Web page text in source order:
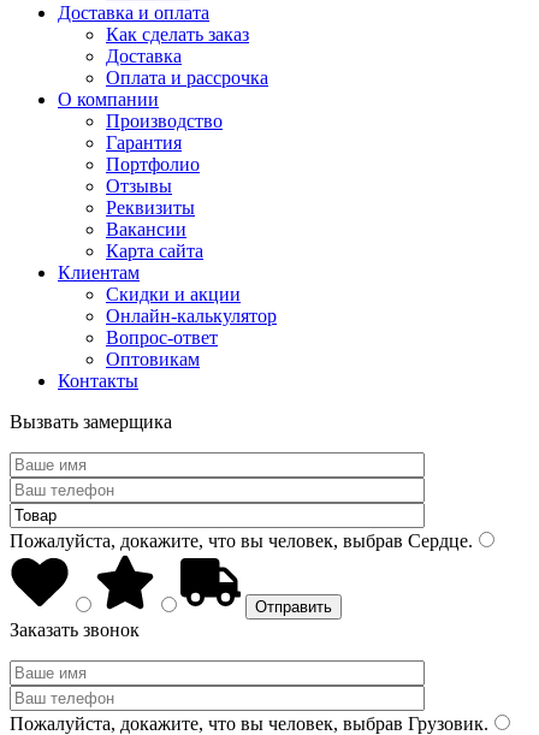
Доставка и оплата
Как сделать заказ
Доставка
Оплата и рассрочка
О компании
Производство
Гарантия
Портфолио
Отзывы
Реквизиты
Вакансии
Карта сайта
Клиентам
Скидки и акции
Онлайн-калькулятор
Вопрос-ответ
Оптовикам
Контакты
Вызвать замерщика
Пожалуйста, докажите, что вы человек, выбрав Сердце.
Заказать звонок
Пожалуйста, докажите, что вы человек, выбрав Грузовик.